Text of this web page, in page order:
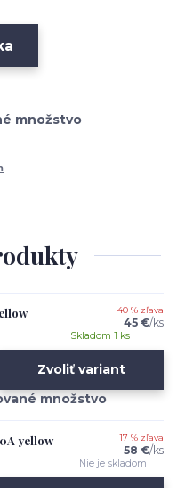
40 % zľava
45 €/ks
Skladom 1 ks
Zvoliť variant
yellow 17 % zľava
58 €/ks
Nie je skladom